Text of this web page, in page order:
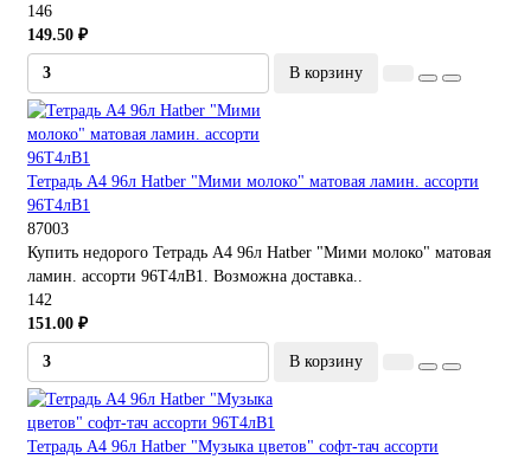
146
149.50 ₽
В корзину
Тетрадь А4 96л Hatber "Мими молоко" матовая ламин. ассорти
96Т4лВ1
87003
Купить недорого Тетрадь А4 96л Hatber "Мими молоко" матовая
ламин. ассорти 96Т4лВ1. Возможна доставка..
142
151.00 ₽
В корзину
Тетрадь А4 96л Hatber "Музыка цветов" софт-тач ассорти